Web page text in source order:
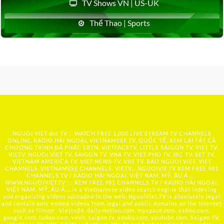
TV Shows VN | US-UK
Thể Thao | Sports
NGUOI VIET dot TV :: WATCH FREE 1,000 LIVE STREAM TV CHANNELS
ONLINE, RADIO HẢI NGOẠI, VIETNAMESE TV, QUỐC TẾ, XEM LẠI TẤT CẢ
CHƯƠNG TRÌNH ĐÃ PHÁT: SBTN, VIETFACETV, LITTLE SAIGON TV, VIET TV,
VIETV, NGUOI VIET TV, SAIGON TV, VNA TV, VIET PHO TV, IBC TV, SET TV,
VIETNAM AMERICA TV, VIET NEWS TV, VBS TV, BAO NGUOI VIET, VIET
CHANNELS, VIETNAMESE CHANNELS, VIETV,... NGUOIVIE.TV XEM FREE 981
CHANNELS TV / RADIO HẢI NGOẠI, VIỆT NAM, MỸ, ÂU Á …..
WWW.NGUOIVIET.TV ::: XEM FREE 981 CHANNELS TV / RADIO HẢI NGOẠI,
VIỆT NAM, MỸ, ÂU Á ….is a Vietnamese video search engine that indexing
and organizing videos uploaded to the web. NguoiViet.TV is absolutely legal
and contain only embed videos from legal and public domains on the Internet
such as filmon , Viettv24, dailymotion.com, myspace.com, yahoo.com,
google.com, tudou.com, veoh, saigon tv, youku.com, youtube.com, Saigon TV,